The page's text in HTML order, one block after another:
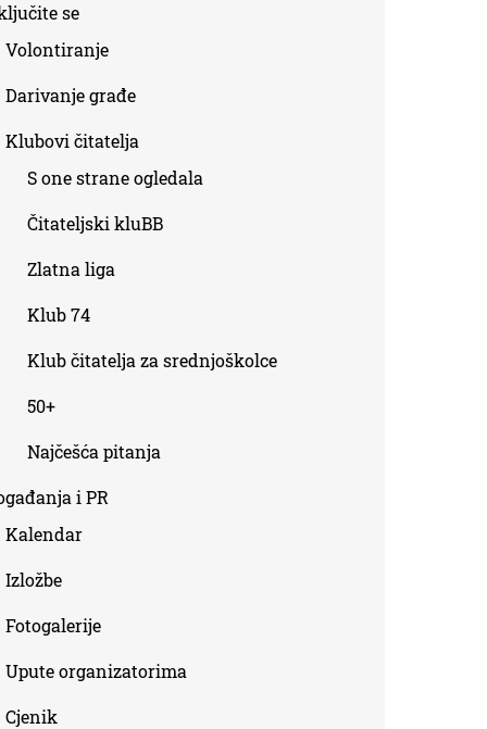
se
Volontiranje
Darivanje građe
Klubovi čitatelja
S one strane ogledala
Čitateljski kluBB
Zlatna liga
Klub 74
Klub čitatelja za srednjoškolce
50+
Najčešća pitanja
i PR
Kalendar
Izložbe
Fotogalerije
Upute organizatorima
Cjenik